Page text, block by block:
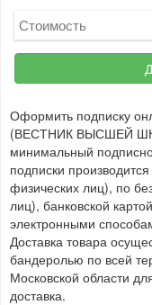
Стоимость
Оформить подписку
(ВЕСТНИК ВЫСШЕЙ
минимальный
подписки
физических лиц), по
лиц), банковской
электронными
Доставка товара
бандеролью по всей
Московской области
доставка.